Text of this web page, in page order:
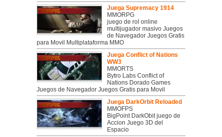
Juega Supremacy 1914
MMORPG
juego de rol online
multijugador masivo Juegos
de Navegador Juegos Gratis
para Movil Multiplataforma MMO
Juega Conflict of Nations
WW3
MMORTS
Bytro Labs Conflict of
Nations Dorado Games
Juegos de Navegador Juegos Gratis para Movil
Juega DarkOrbit Reloaded
MMOFPS
BigPoint DarkObit juego de
Accion Juego 3D del
Espacio